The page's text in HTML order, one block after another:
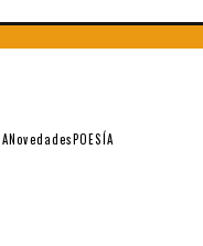
NovedadesPOESÍA